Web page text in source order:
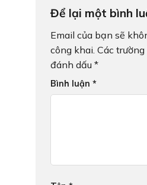
Để lại một bình
Email của bạn sẽ
công khai. Các
đánh dấu *
Bình luận *